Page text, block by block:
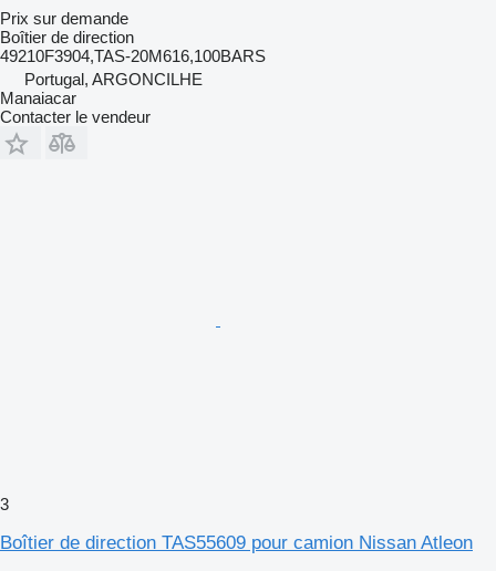
Prix sur demande
Boîtier de direction
49210F3904,TAS-20M616,100BARS
Portugal, ARGONCILHE
Manaiacar
Contacter le vendeur
3
Boîtier de direction TAS55609 pour camion Nissan Atleon